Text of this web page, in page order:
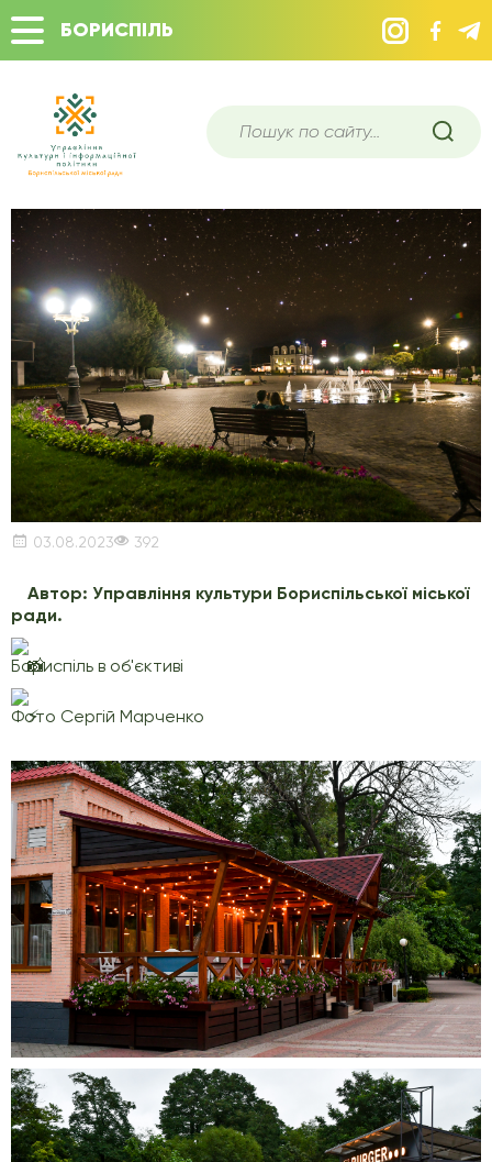
БОРИСПІЛЬ
03.08.2023 392
Автор: Управління культури Бориспільської міської
ради.
Бориспіль в об'єктиві
Фото Сергій Марченко